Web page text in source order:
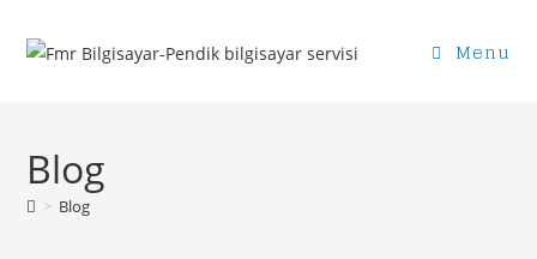
Menu
Blog
> Blog